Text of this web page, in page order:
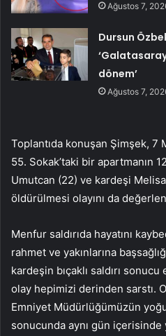
Ağustos 7,
Dursun
dönem’
Ağustos 7,
Toplantıda konuşan Şimşek, 7
55. Sokak’taki bir apartmanın
Umutcan (22) ve kardeşi
öldürülmesi olayını da
Menfur saldırıda hayatını
rahmet ve yakınlarına
kardeşin bıçaklı saldırı
olay hepimizi derinden sarstı.
Emniyet Müdürlüğümüzün
sonucunda aynı gün